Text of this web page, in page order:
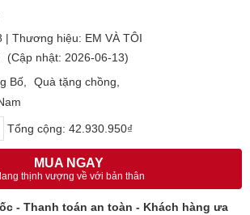
| Thương hiệu: EM VÀ TÔI
(Cập nhật: 2026-06-13)
Bố
Quà tặng chồng
Tổng cộng: 42.930.950₫
MUA NGAY
thịnh vượng về với bản thân
- Thanh toán an toàn - Khách hàng ưa